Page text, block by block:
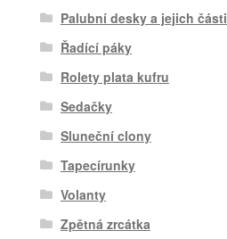
Palubní desky a jejich části
Řadící páky
Rolety plata kufru
Sedačky
Sluneční clony
Tapecírunky
Volanty
Zpětná zrcátka